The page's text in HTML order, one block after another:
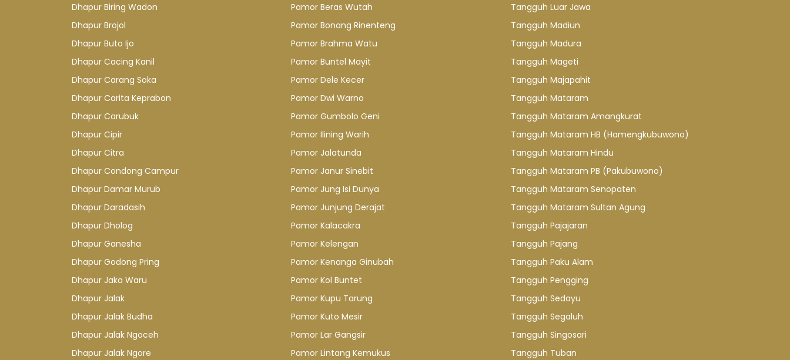
Dhapur Biring Wadon
Dhapur Brojol
Dhapur Buto Ijo
Dhapur Cacing Kanil
Dhapur Carang Soka
Dhapur Carita Keprabon
Dhapur Carubuk
Dhapur Cipir
Dhapur Citra
Dhapur Condong Campur
Dhapur Damar Murub
Dhapur Daradasih
Dhapur Dholog
Dhapur Ganesha
Dhapur Godong Pring
Dhapur Jaka Waru
Dhapur Jalak
Dhapur Jalak Budha
Dhapur Jalak Ngoceh
Dhapur Jalak Ngore
Pamor Beras Wutah
Pamor Bonang Rinenteng
Pamor Brahma Watu
Pamor Buntel Mayit
Pamor Dele Kecer
Pamor Dwi Warno
Pamor Gumbolo Geni
Pamor Ilining Warih
Pamor Jalatunda
Pamor Janur Sinebit
Pamor Jung Isi Dunya
Pamor Junjung Derajat
Pamor Kalacakra
Pamor Kelengan
Pamor Kenanga Ginubah
Pamor Kol Buntet
Pamor Kupu Tarung
Pamor Kuto Mesir
Pamor Lar Gangsir
Pamor Lintang Kemukus
Tangguh Luar Jawa
Tangguh Madiun
Tangguh Madura
Tangguh Mageti
Tangguh Majapahit
Tangguh Mataram
Tangguh Mataram Amangkurat
Tangguh Mataram HB (Hamengkubuwono)
Tangguh Mataram Hindu
Tangguh Mataram PB (Pakubuwono)
Tangguh Mataram Senopaten
Tangguh Mataram Sultan Agung
Tangguh Pajajaran
Tangguh Pajang
Tangguh Paku Alam
Tangguh Pengging
Tangguh Sedayu
Tangguh Segaluh
Tangguh Singosari
Tangguh Tuban